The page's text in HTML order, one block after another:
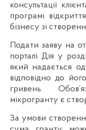
консультації
програмі
бізнесу зі
Подати заяву на
порталі Дія у
який надається
відповідно до
гривень.
мікрогранту є
За умови